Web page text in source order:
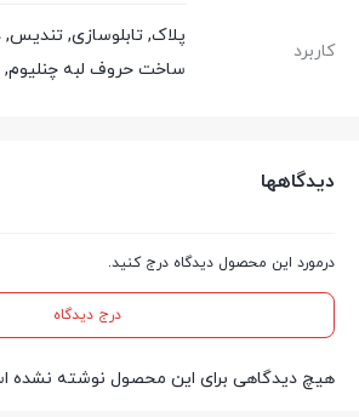
کاربرد
پلاک, تابلوسازی, تندیس,
ساخت حروف لبه چنلیوم,
دیدگاهها
درمورد این محصول دیدگاه درج کنید.
درج دیدگاه
هیچ دیدگاهی برای این محصول نوشته نشده